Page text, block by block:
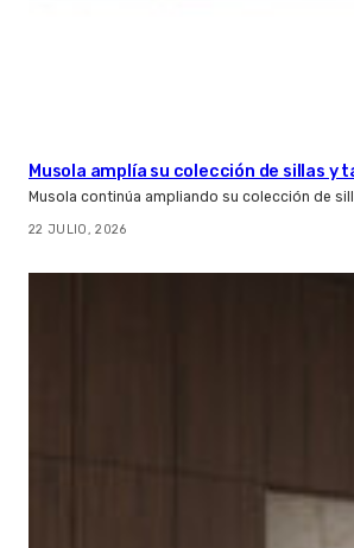
Musola amplía su colección de sillas
Musola continúa ampliando su colección de
22 JULIO, 2026